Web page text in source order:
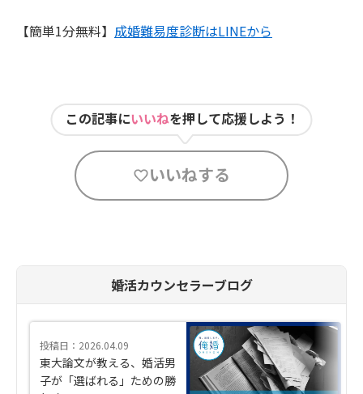
【簡単1分無料】 成婚難易度診断はLINEから
この記事にいいねを押して応援しよう！
いいねする
婚活カウンセラーブログ
投稿日：2026.04.09
東大論文が教える、婚活男
子が「選ばれる」ための勝